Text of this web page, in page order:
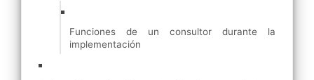
Funciones de un consultor durante la
implementación